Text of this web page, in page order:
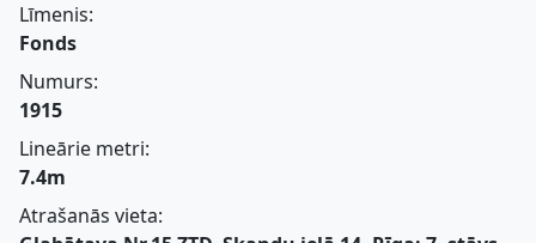
Līmenis:
Fonds
Numurs:
1915
Lineārie metri:
7.4m
Atrašanās vieta: